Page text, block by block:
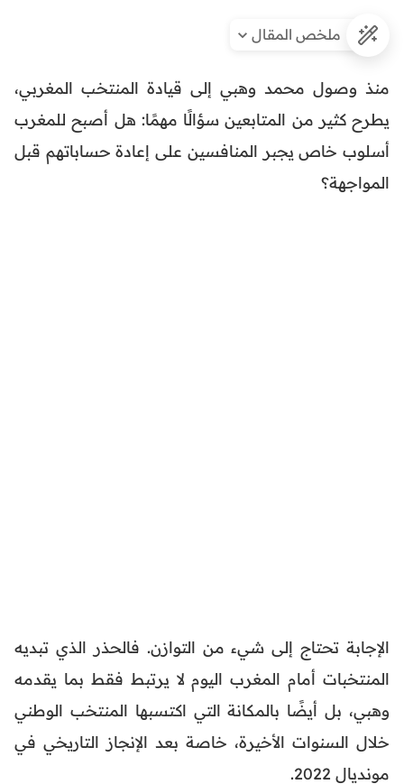
ملخص المقال
منذ وصول محمد وهبي إلى قيادة المنتخب المغربي،
يطرح كثير من المتابعين سؤالًا مهمًا: هل أصبح للمغرب
أسلوب خاص يجبر المنافسين على إعادة حساباتهم قبل
المواجهة؟
الإجابة تحتاج إلى شيء من التوازن. فالحذر الذي تبديه
المنتخبات أمام المغرب اليوم لا يرتبط فقط بما يقدمه
وهبي، بل أيضًا بالمكانة التي اكتسبها المنتخب الوطني
خلال السنوات الأخيرة، خاصة بعد الإنجاز التاريخي في
مونديال 2022.